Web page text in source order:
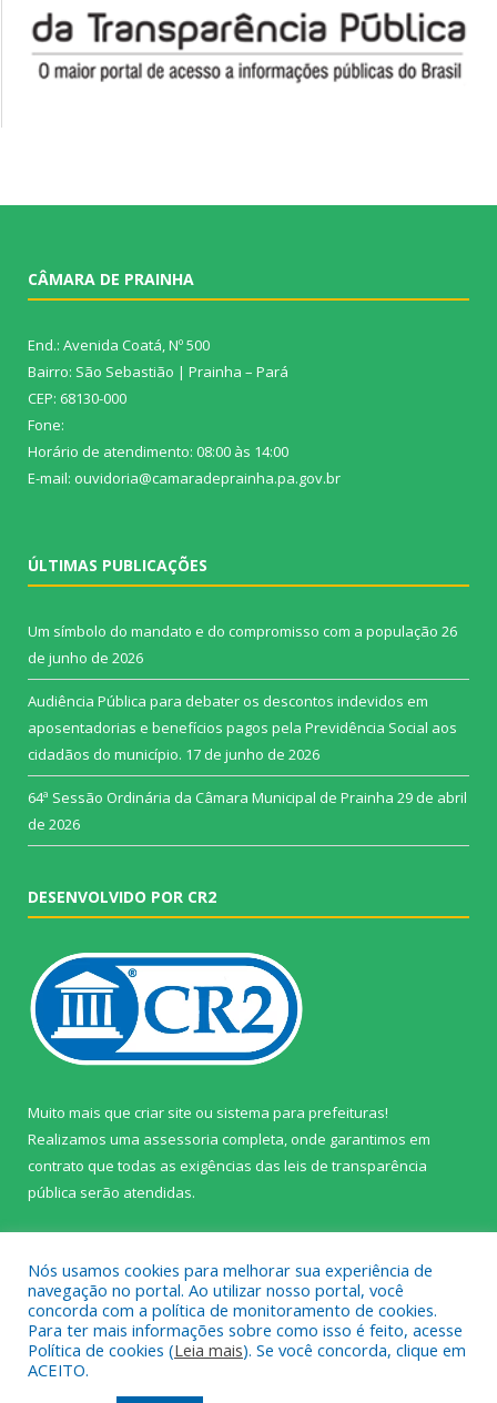
CÂMARA DE PRAINHA
End.: Avenida Coatá, Nº 500
Bairro: São Sebastião | Prainha – Pará
CEP: 68130-000
Fone:
Horário de atendimento: 08:00 às 14:00
E-mail: ouvidoria@camaradeprainha.pa.gov.br
ÚLTIMAS PUBLICAÇÕES
Um símbolo do mandato e do compromisso com a população 26
de junho de 2026
Audiência Pública para debater os descontos indevidos em
aposentadorias e benefícios pagos pela Previdência Social aos
cidadãos do município. 17 de junho de 2026
64ª Sessão Ordinária da Câmara Municipal de Prainha 29 de abril
de 2026
DESENVOLVIDO POR CR2
Muito mais que criar site ou sistema para prefeituras!
Realizamos uma assessoria completa, onde garantimos em
contrato que todas as exigências das leis de transparência
pública serão atendidas.
Todos os direitos reservados a Câmara Municipal de Prainha.
Nós usamos cookies para melhorar sua experiência de
navegação no portal. Ao utilizar nosso portal, você
concorda com a política de monitoramento de cookies.
Para ter mais informações sobre como isso é feito, acesse
Política de cookies (Leia mais). Se você concorda, clique em
ACEITO.